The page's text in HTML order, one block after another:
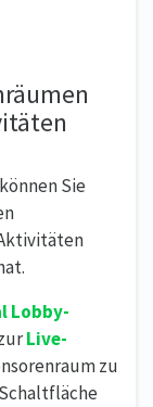
Sie
Lobby-
Live-
zu